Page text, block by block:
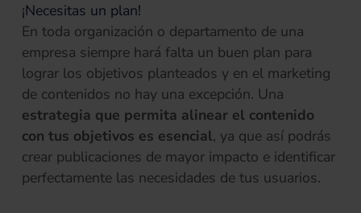
¡Necesitas un plan!
En toda organización o departamento de una
empresa siempre hará falta un buen plan para
lograr los objetivos planteados y en el marketing
de contenidos no hay una excepción. Una
estrategia que permita alinear el contenido
con tus objetivos es esencial, ya que así podrás
crear publicaciones de mayor impacto e identificar
perfectamente las necesidades de tus usuarios.